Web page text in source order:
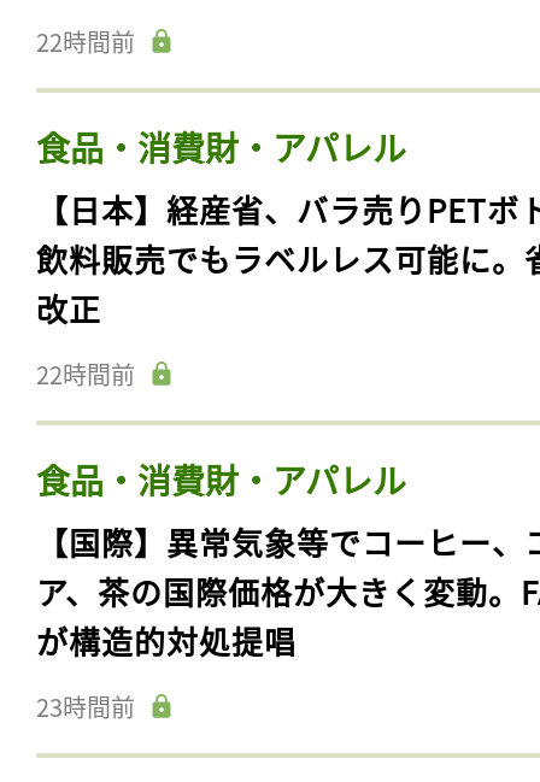
22時間前
食品・消費財・アパレル
【日本】経産省、バラ売りPETボ
飲料販売でもラベルレス可能に。
改正
22時間前
食品・消費財・アパレル
【国際】異常気象等でコーヒー、
ア、茶の国際価格が大きく変動。
が構造的対処提唱
23時間前